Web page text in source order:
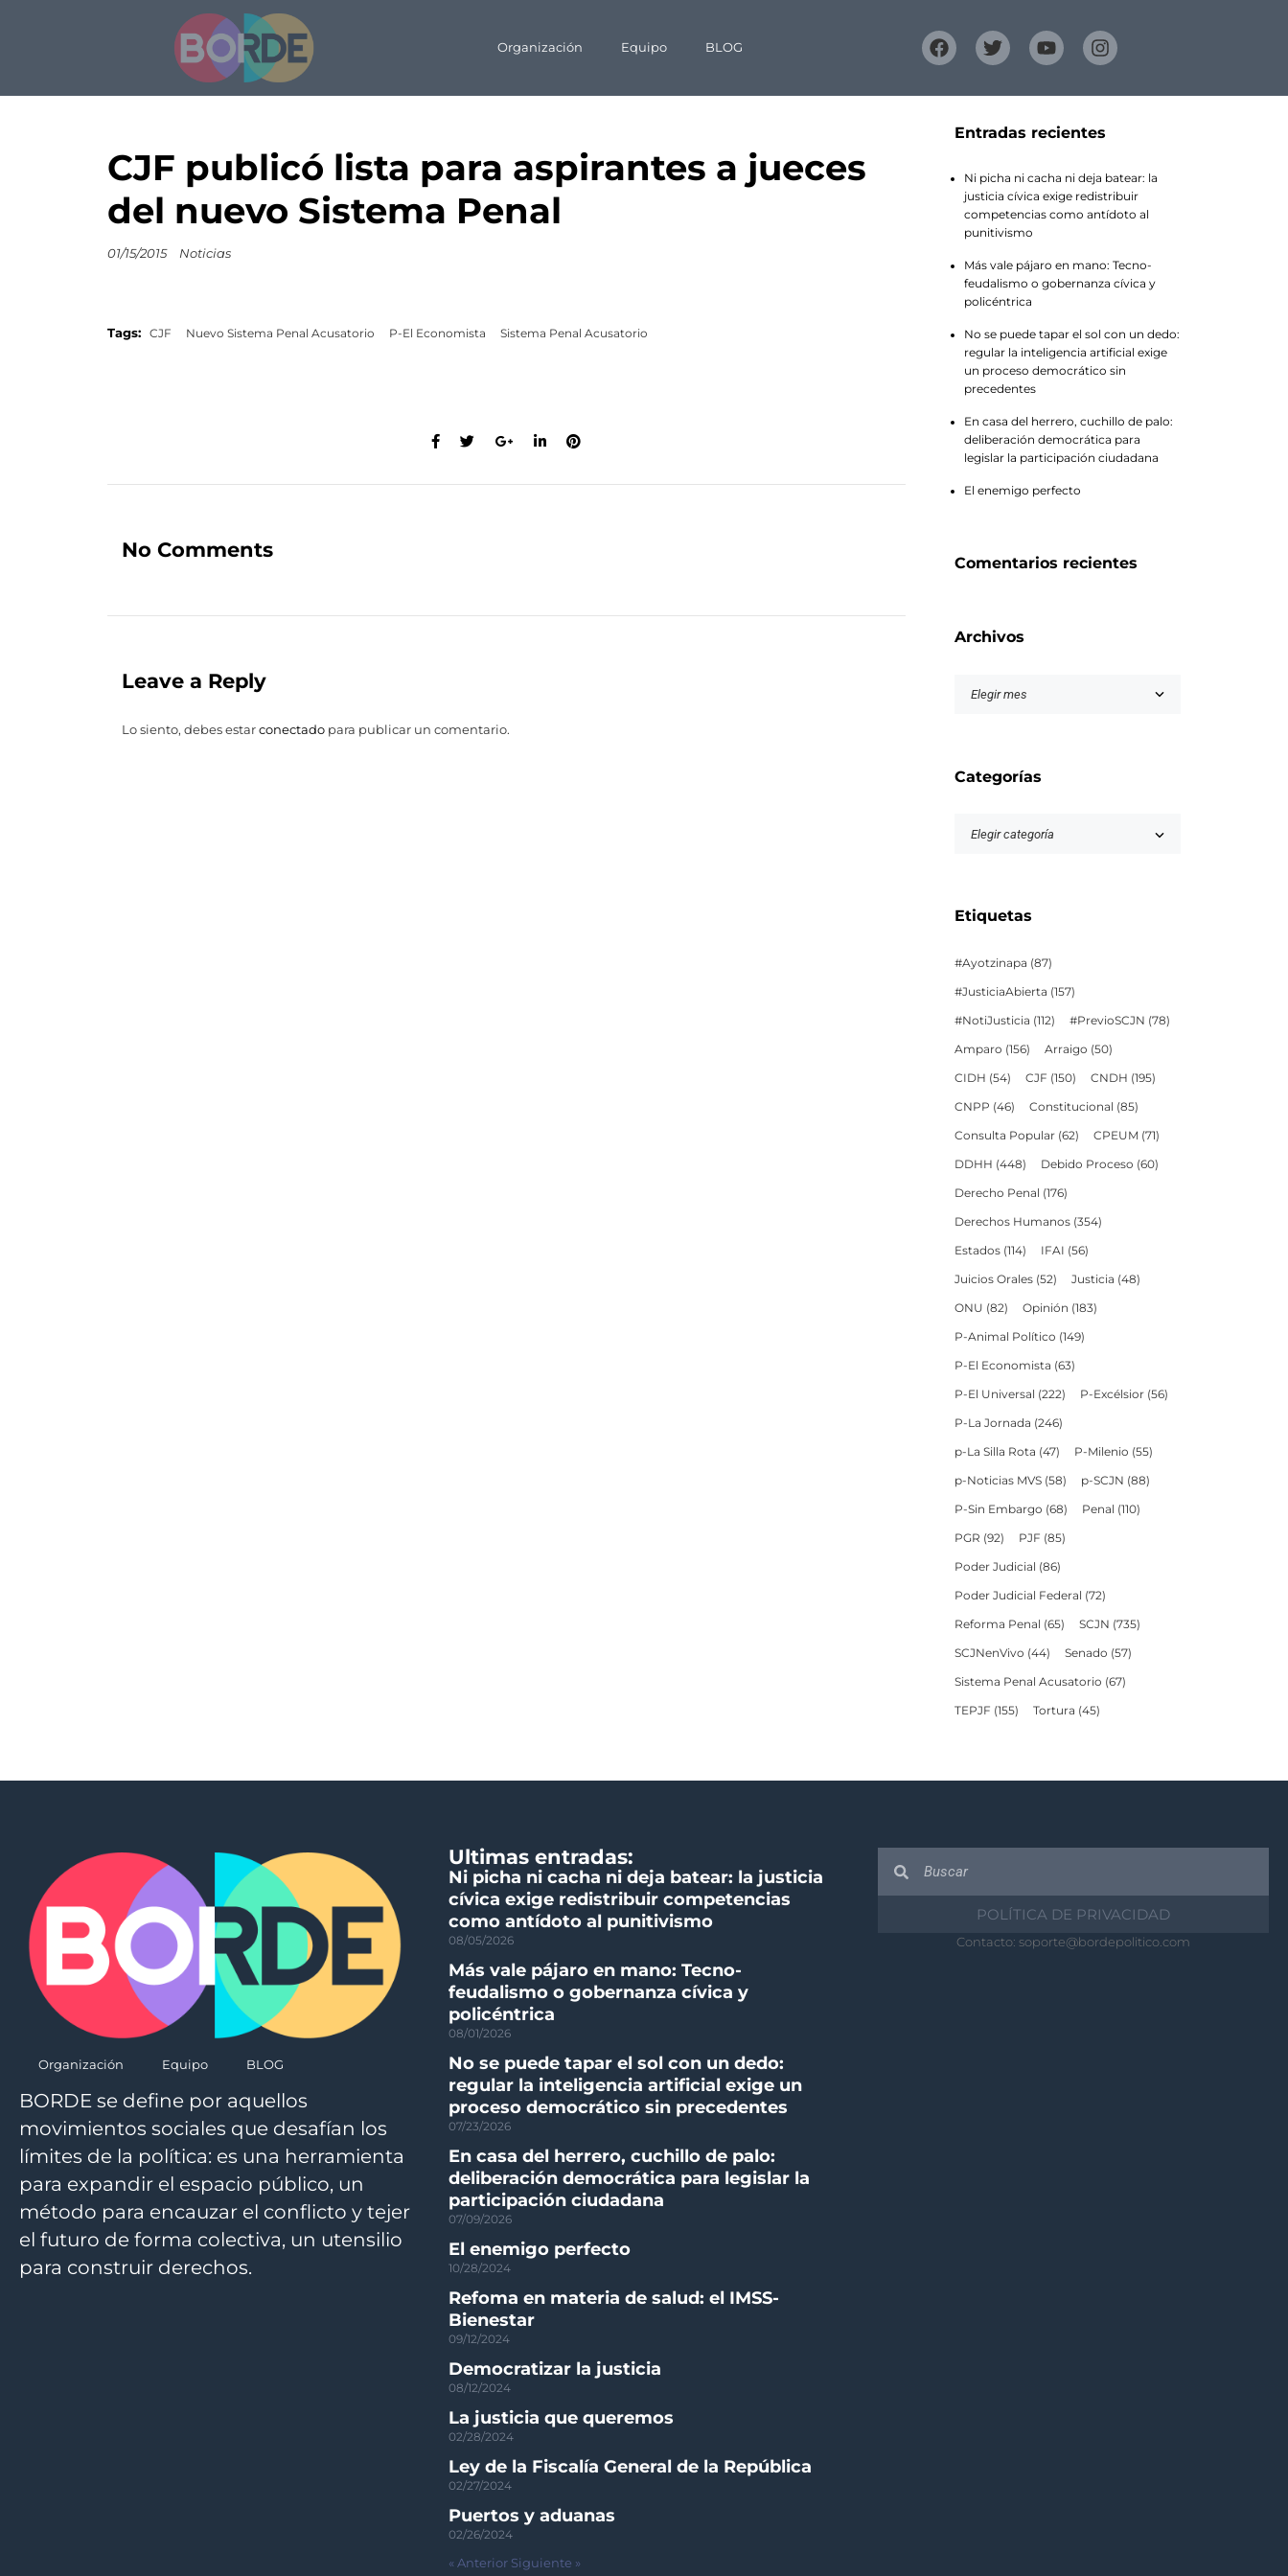
Organización Equipo BLOG
CJF publicó lista para aspirantes a jueces
del nuevo Sistema Penal
01/15/2015 Noticias
Tags: CJF Nuevo Sistema Penal Acusatorio P-El Economista Sistema Penal Acusatorio
No Comments
Leave a Reply
Lo siento, debes estar conectado para publicar un comentario.
Entradas recientes
Ni picha ni cacha ni deja batear: la
justicia cívica exige redistribuir
competencias como antídoto al
punitivismo
Más vale pájaro en mano: Tecno-
feudalismo o gobernanza cívica y
policéntrica
No se puede tapar el sol con un dedo:
regular la inteligencia artificial exige
un proceso democrático sin
precedentes
En casa del herrero, cuchillo de palo:
deliberación democrática para
legislar la participación ciudadana
El enemigo perfecto
Comentarios recientes
Archivos
Categorías
Etiquetas
#Ayotzinapa (87)
#JusticiaAbierta (157)
#NotiJusticia (112) #PrevioSCJN (78)
Amparo (156) Arraigo (50)
CIDH (54) CJF (150) CNDH (195)
CNPP (46) Constitucional (85)
Consulta Popular (62) CPEUM (71)
DDHH (448) Debido Proceso (60)
Derecho Penal (176)
Derechos Humanos (354)
Estados (114) IFAI (56)
Juicios Orales (52) Justicia (48)
ONU (82) Opinión (183)
P-Animal Político (149)
P-El Economista (63)
P-El Universal (222) P-Excélsior (56)
P-La Jornada (246)
p-La Silla Rota (47) P-Milenio (55)
p-Noticias MVS (58) p-SCJN (88)
P-Sin Embargo (68) Penal (110)
PGR (92) PJF (85)
Poder Judicial (86)
Poder Judicial Federal (72)
Reforma Penal (65) SCJN (735)
SCJNenVivo (44) Senado (57)
Sistema Penal Acusatorio (67)
TEPJF (155) Tortura (45)
Organización Equipo BLOG
BORDE se define por aquellos
movimientos sociales que desafían los
límites de la política: es una herramienta
para expandir el espacio público, un
método para encauzar el conflicto y tejer
el futuro de forma colectiva, un utensilio
para construir derechos.
Ultimas entradas:
Ni picha ni cacha ni deja batear: la justicia
cívica exige redistribuir competencias
como antídoto al punitivismo
08/05/2026
Más vale pájaro en mano: Tecno-
feudalismo o gobernanza cívica y
policéntrica
08/01/2026
No se puede tapar el sol con un dedo:
regular la inteligencia artificial exige un
proceso democrático sin precedentes
07/23/2026
En casa del herrero, cuchillo de palo:
deliberación democrática para legislar la
participación ciudadana
07/09/2026
El enemigo perfecto
10/28/2024
Refoma en materia de salud: el IMSS-
Bienestar
09/12/2024
Democratizar la justicia
08/12/2024
La justicia que queremos
02/28/2024
Ley de la Fiscalía General de la República
02/27/2024
Puertos y aduanas
02/26/2024
« Anterior Siguiente »
POLÍTICA DE PRIVACIDAD
Contacto: soporte@bordepolitico.com